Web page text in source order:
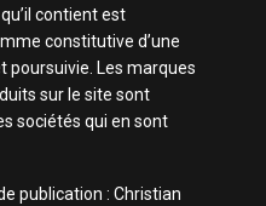
contient est
constitutive d’une
poursuivie. Les marques
sur le site sont
sociétés qui en sont
publication : Christian